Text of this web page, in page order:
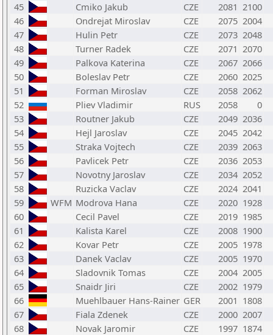
45
Cmiko Jakub CZE 2081 2100
46
Ondrejat Miroslav CZE 2075 2004
47
Hulin Petr CZE 2073 2048
48
Turner Radek CZE 2071 2070
49
Palkova Katerina CZE 2067 2066
50
Boleslav Petr CZE 2060 2025
51
Forman Miroslav CZE 2058 2062
52
Pliev Vladimir RUS 2058
0
53
Routner Jakub CZE 2049 2036
54
Hejl Jaroslav CZE 2045 2042
55
Straka Vojtech CZE 2039 2063
56
Pavlicek Petr CZE 2036 2053
57
Novotny Jaroslav CZE 2034 2052
58
Ruzicka Vaclav CZE 2024 2041
59
WFM Modrova Hana CZE 2020 1928
60
Cecil Pavel CZE 2019 1985
61
Kalista Karel CZE 2008 1900
62
Kovar Petr CZE 2005 1978
63
Danek Vaclav CZE 2005 1970
64
Sladovnik Tomas CZE 2004 2005
65
Snaidr Jiri CZE 2002 1979
66
Muehlbauer Hans-Rainer GER 2001 1808
67
Fiala Zdenek CZE 2000 2007
68
Novak Jaromir CZE 1997 1874